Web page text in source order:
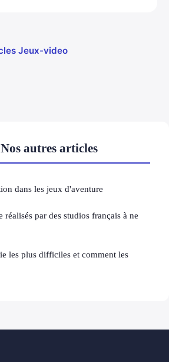
Jeux-video
autres articles
dans les jeux d'aventure
réalisés par des studios français à ne
les plus difficiles et comment les